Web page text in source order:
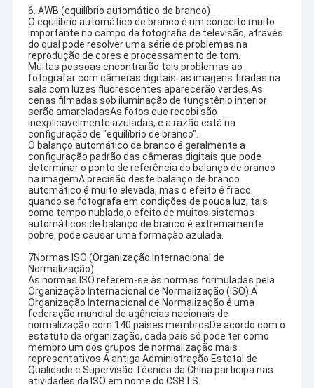
8MP Camera Module
13MP Camera Module
Lente do módulo da câmara
Módulo da câmera do PI da framboesa
6. AWB (equilíbrio automático de branco)
O equilíbrio automático de branco é um conceito muito
importante no campo da fotografia de televisão, através
do qual pode resolver uma série de problemas na
reprodução de cores e processamento de tom.
Muitas pessoas encontrarão tais problemas ao
fotografar com câmeras digitais: as imagens tiradas na
sala com luzes fluorescentes aparecerão verdes,As
cenas filmadas sob iluminação de tungstênio interior
serão amareladasAs fotos que recebi são
inexplicavelmente azuladas, e a razão está na
configuração de "equilíbrio de branco".
O balanço automático de branco é geralmente a
configuração padrão das câmeras digitais.que pode
determinar o ponto de referência do balanço de branco
na imagemA precisão deste balanço de branco
automático é muito elevada, mas o efeito é fraco
quando se fotografa em condições de pouca luz, tais
como tempo nublado,o efeito de muitos sistemas
automáticos de balanço de branco é extremamente
pobre, pode causar uma formação azulada.
7Normas ISO (Organização Internacional de
Normalização)
As normas ISO referem-se às normas formuladas pela
Organização Internacional de Normalização (ISO).A
Organização Internacional de Normalização é uma
federação mundial de agências nacionais de
normalização com 140 países membrosDe acordo com o
estatuto da organização, cada país só pode ter como
membro um dos grupos de normalização mais
representativos.A antiga Administração Estatal de
Qualidade e Supervisão Técnica da China participa nas
atividades da ISO em nome do CSBTS.